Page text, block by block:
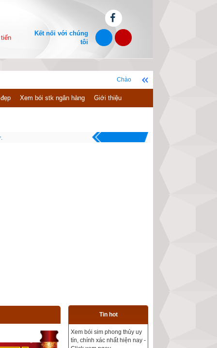
Kết nối với chúng
tôi
Chào mừng bạn đến với website xemvm.com,
Xem bói stk ngân hàng Giới thiệu
Tin hot
Tổng kho sim phong thủy -
Sim hợp tuổi - Sim hợp